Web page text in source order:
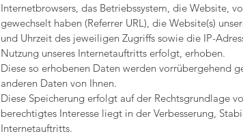
Internetbrowsers, das Betriebssystem, die Website,
gewechselt haben (Referrer URL), die Website(s)
und Uhrzeit des jeweiligen Zugriffs sowie die IP-
Nutzung unseres Internetauftritts erfolgt, erhoben.
Diese so erhobenen Daten werden vorrübergehend
anderen Daten von Ihnen.
Diese Speicherung erfolgt auf der Rechtsgrundlage
berechtigtes Interesse liegt in der Verbesserung,
Internetauftritts.